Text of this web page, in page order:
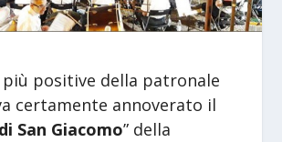
positive della patronale
certamente annoverato il
San Giacomo” della